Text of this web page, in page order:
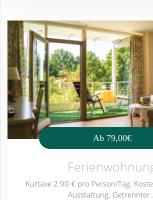
Ab79,00€
Kurtaxe 2.90 € pro Person/Tag.
Ausstattung: